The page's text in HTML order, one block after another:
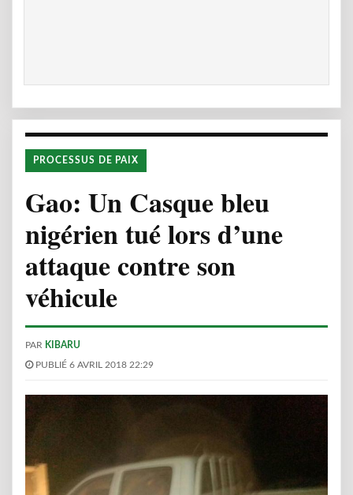
PROCESSUS DE PAIX
Gao: Un Casque bleu
nigérien tué lors d’une
attaque contre son
véhicule
PAR KIBARU
PUBLIÉ 6 AVRIL 2018 22:29